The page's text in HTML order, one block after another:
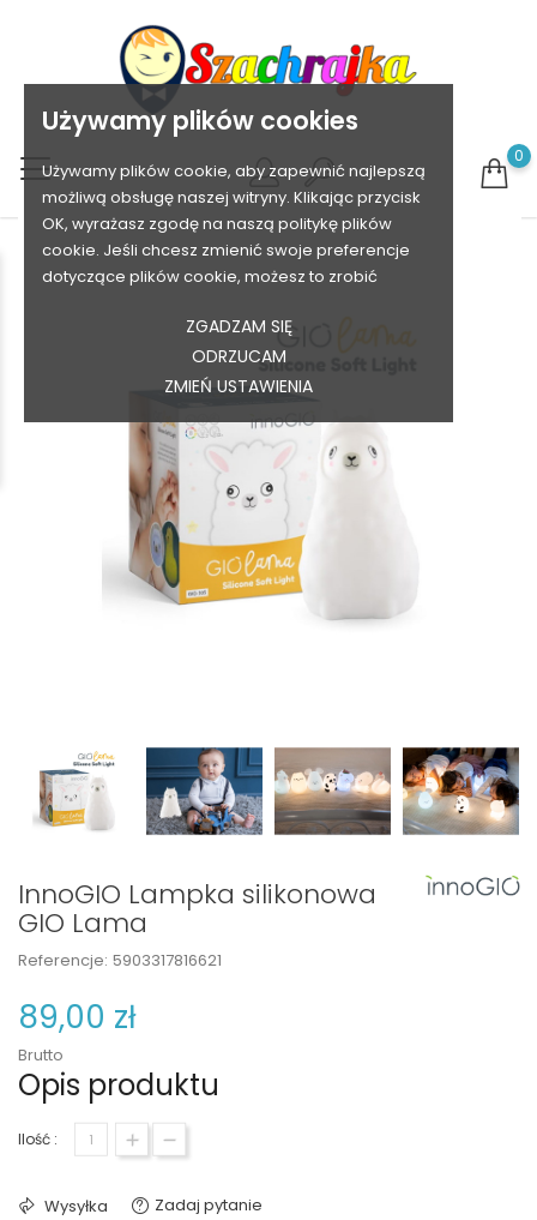
Używamy plików cookies
Używamy plików cookie, aby zapewnić najlepszą
możliwą obsługę naszej witryny. Klikając przycisk
OK, wyrażasz zgodę na naszą politykę plików
cookie. Jeśli chcesz zmienić swoje preferencje
dotyczące plików cookie, możesz to zrobić
ZGADZAM SIĘ
ODRZUCAM
ZMIEŃ USTAWIENIA
0
InnoGIO Lampka silikonowa
GIO Lama
Referencje: 5903317816621
89,00 zł
Brutto
Opis produktu
Ilość :
Wysyłka Zadaj pytanie